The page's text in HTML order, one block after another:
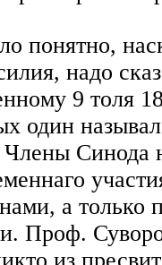
понятно,
надо
9 толя
один
Синода
а
Проф.